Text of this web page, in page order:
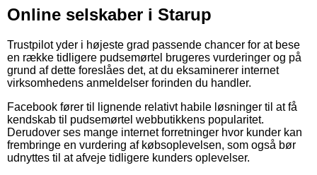
Online selskaber i Starup
Trustpilot yder i højeste grad passende chancer for at bese
en række tidligere pudsemørtel brugeres vurderinger og på
grund af dette foreslåes det, at du eksaminerer internet
virksomhedens anmeldelser forinden du handler.
Facebook fører til lignende relativt habile løsninger til at få
kendskab til pudsemørtel webbutikkens popularitet.
Derudover ses mange internet forretninger hvor kunder kan
frembringe en vurdering af købsoplevelsen, som også bør
udnyttes til at afveje tidligere kunders oplevelser.